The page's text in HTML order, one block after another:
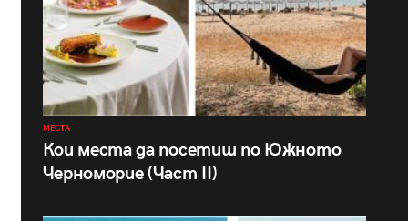
МЕСТА
Кои места да посетиш по Южното
Черноморие (Част II)